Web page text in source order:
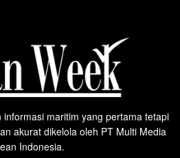
maritim yang pertama tetapi
akurat dikelola oleh PT Multi Media
Indonesia.